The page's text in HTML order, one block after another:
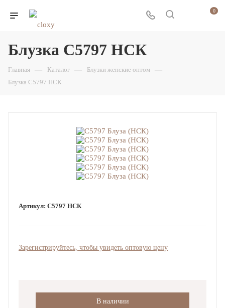
0
Блузка С5797 НСК
Главная Каталог Блузки женские оптом
Блузка С5797 НСК
Артикул: С5797 НСК
Зарегистрируйтесь, чтобы увидеть оптовую цену
В наличии